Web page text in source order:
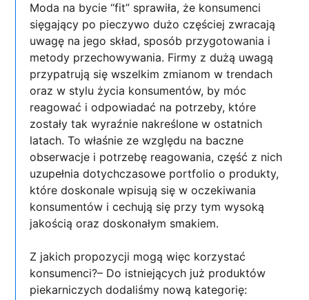
Moda na bycie “fit” sprawiła, że konsumenci
sięgający po pieczywo dużo częściej zwracają
uwagę na jego skład, sposób przygotowania i
metody przechowywania. Firmy z dużą uwagą
przypatrują się wszelkim zmianom w trendach
oraz w stylu życia konsumentów, by móc
reagować i odpowiadać na potrzeby, które
zostały tak wyraźnie nakreślone w ostatnich
latach. To właśnie ze względu na baczne
obserwacje i potrzebę reagowania, część z nich
uzupełnia dotychczasowe portfolio o produkty,
które doskonale wpisują się w oczekiwania
konsumentów i cechują się przy tym wysoką
jakością oraz doskonałym smakiem.
Z jakich propozycji mogą więc korzystać
konsumenci?– Do istniejących już produktów
piekarniczych dodaliśmy nową kategorię: